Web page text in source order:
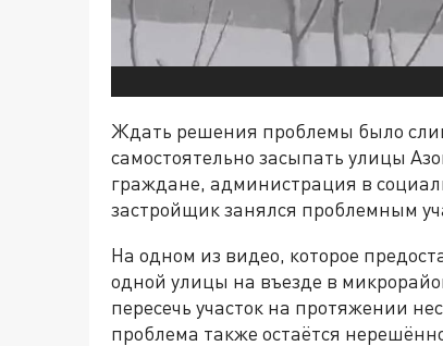
Ждать решения проблемы было
самостоятельно засыпать улицы
граждане, администрация в
застройщик занялся проблемным
На одном из видео, которое
одной улицы на въезде в
пересечь участок на протяжении
проблема также остаётся